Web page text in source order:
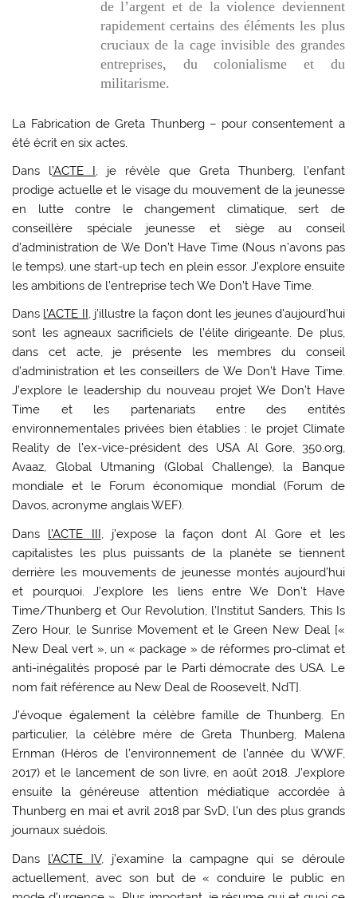
de l’argent et de la violence deviennent
rapidement certains des éléments les plus
cruciaux de la cage invisible des grandes
entreprises, du colonialisme et du
militarisme.
La Fabrication de Greta Thunberg – pour consentement a
été écrit en six actes.
Dans l’ACTE I, je révèle que Greta Thunberg, l’enfant
prodige actuelle et le visage du mouvement de la jeunesse
en lutte contre le changement climatique, sert de
conseillère spéciale jeunesse et siège au conseil
d’administration de We Don’t Have Time (Nous n’avons pas
le temps), une start-up tech en plein essor. J’explore ensuite
les ambitions de l’entreprise tech We Don’t Have Time.
Dans l’ACTE II , j’illustre la façon dont les jeunes d’aujourd’hui
sont les agneaux sacrificiels de l’élite dirigeante. De plus,
dans cet acte, je présente les membres du conseil
d’administration et les conseillers de We Don’t Have Time.
J’explore le leadership du nouveau projet We Don’t Have
Time et les partenariats entre des entités
environnementales privées bien établies : le projet Climate
Reality de l’ex-vice-président des USA Al Gore, 350.org,
Avaaz, Global Utmaning (Global Challenge), la Banque
mondiale et le Forum économique mondial (Forum de
Davos, acronyme anglais WEF).
Dans l’ACTE III, j’expose la façon dont Al Gore et les
capitalistes les plus puissants de la planète se tiennent
derrière les mouvements de jeunesse montés aujourd’hui
et pourquoi. J’explore les liens entre We Don’t Have
Time/Thunberg et Our Revolution, l’Institut Sanders, This Is
Zero Hour, le Sunrise Movement et le Green New Deal [«
New Deal vert », un « package » de réformes pro-climat et
anti-inégalités proposé par le Parti démocrate des USA. Le
nom fait référence au New Deal de Roosevelt, NdT].
J’évoque également la célèbre famille de Thunberg. En
particulier, la célèbre mère de Greta Thunberg, Malena
Ernman (Héros de l’environnement de l’année du WWF,
2017) et le lancement de son livre, en août 2018. J’explore
ensuite la généreuse attention médiatique accordée à
Thunberg en mai et avril 2018 par SvD, l’un des plus grands
journaux suédois.
Dans l’ACTE IV, j’examine la campagne qui se déroule
actuellement, avec son but de « conduire le public en